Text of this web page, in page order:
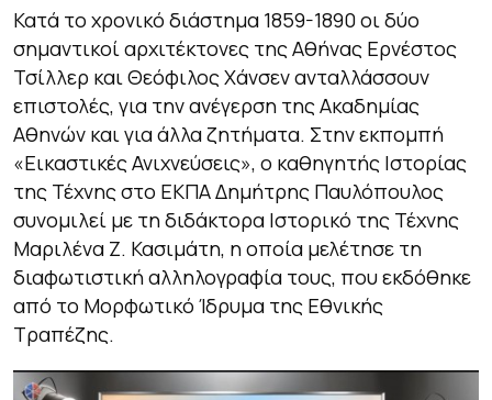
Κατά το χρονικό διάστημα 1859-1890 οι δύο
σημαντικοί αρχιτέκτονες της Αθήνας Ερνέστος
Τσίλλερ και Θεόφιλος Χάνσεν ανταλλάσσουν
επιστολές, για την ανέγερση της Ακαδημίας
Αθηνών και για άλλα ζητήματα. Στην εκπομπή
«Εικαστικές Ανιχνεύσεις», ο καθηγητής Ιστορίας
της Τέχνης στο ΕΚΠΑ Δημήτρης Παυλόπουλος
συνομιλεί με τη διδάκτορα Ιστορικό της Τέχνης
Μαριλένα Ζ. Κασιμάτη, η οποία μελέτησε τη
διαφωτιστική αλληλογραφία τους, που εκδόθηκε
από το Μορφωτικό Ίδρυμα της Εθνικής
Τραπέζης.